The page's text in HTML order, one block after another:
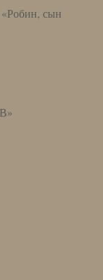
сын